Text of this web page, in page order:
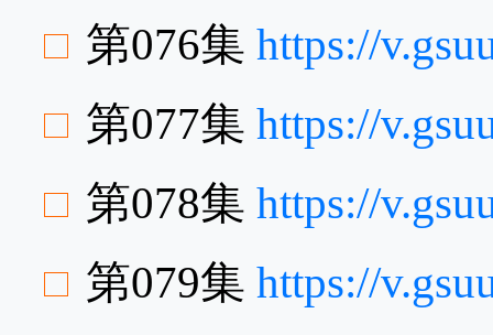
第076集 https://
第077集 https://
第078集 https://
第079集 https://